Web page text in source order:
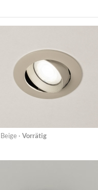
Beige · Vorrätig